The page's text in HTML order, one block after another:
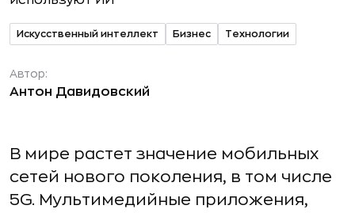
Искусственный интеллект Бизнес Технологии
Автор:
Антон Давидовский
В мире растет значение мобильных
сетей нового поколения, в том числе
5G. Мультимедийные приложения,